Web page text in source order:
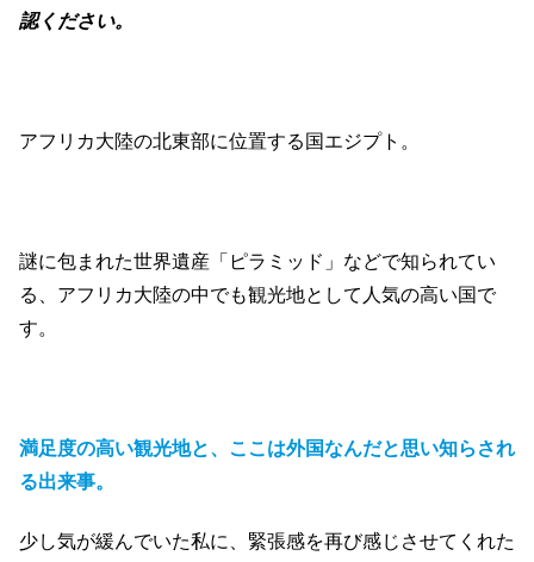
認ください。
アフリカ大陸の北東部に位置する国エジプト。
謎に包まれた世界遺産「ピラミッド」などで知られてい
る、アフリカ大陸の中でも観光地として人気の高い国で
す。
満足度の高い観光地と、ここは外国なんだと思い知らされ
る出来事。
少し気が緩んでいた私に、緊張感を再び感じさせてくれた